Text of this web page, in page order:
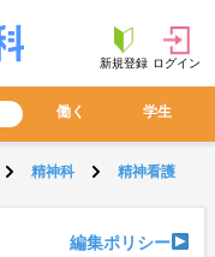
新規登録 ログイン
働く 学生
精神科 精神看護
編集ポリシー